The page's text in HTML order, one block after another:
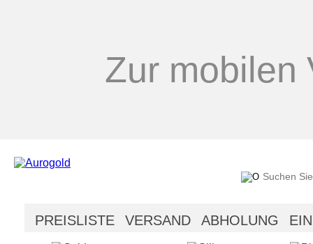
Zur mobilen
PREISLISTE VERSAND ABHOLUNG